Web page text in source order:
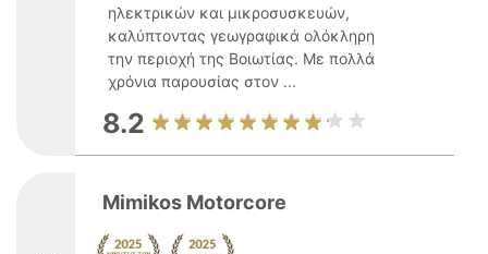
ηλεκτρικών και μικροσυσκευών,
καλύπτοντας γεωγραφικά ολόκληρη
την περιοχή της Βοιωτίας. Με πολλά
χρόνια παρουσίας στον ...
8.2
Mimikos Motorcore